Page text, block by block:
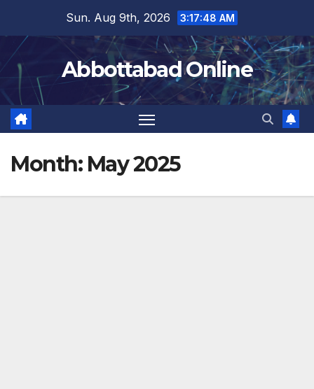
content
Sun. Aug 9th, 2026 3:17:49 AM
Abbottabad Online
Month: May 2025